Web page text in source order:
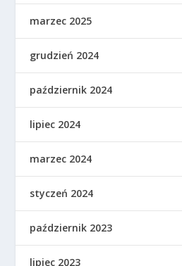
marzec 2025
grudzień 2024
październik 2024
lipiec 2024
marzec 2024
styczeń 2024
październik 2023
lipiec 2023